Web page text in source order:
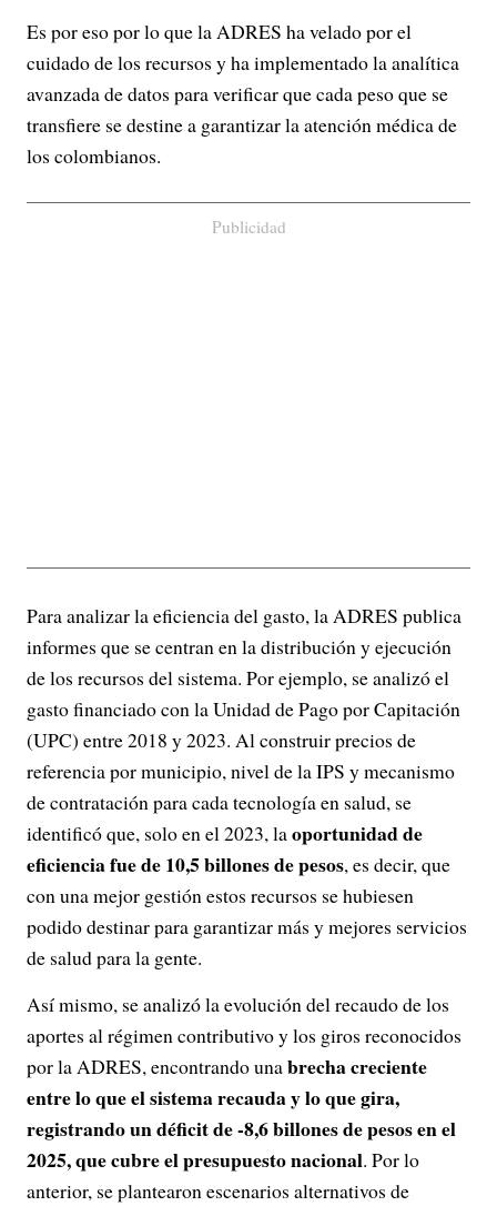
Es por eso por lo que la ADRES ha velado por el
cuidado de los recursos y ha implementado la analítica
avanzada de datos para verificar que cada peso que se
transfiere se destine a garantizar la atención médica de
los colombianos.
Publicidad
Para analizar la eficiencia del gasto, la ADRES publica
informes que se centran en la distribución y ejecución
de los recursos del sistema. Por ejemplo, se analizó el
gasto financiado con la Unidad de Pago por Capitación
(UPC) entre 2018 y 2023. Al construir precios de
referencia por municipio, nivel de la IPS y mecanismo
de contratación para cada tecnología en salud, se
identificó que, solo en el 2023, laoportunidad de
eficiencia fue de 10,5 billones de pesos, es decir, que
con una mejor gestión estos recursos se hubiesen
podido destinar para garantizar más y mejores servicios
de salud para la gente.
Así mismo, se analizó la evolución del recaudo de los
aportes al régimen contributivo y los giros reconocidos
por la ADRES, encontrando unabrecha creciente
entre lo que el sistema recauda y lo que gira,
registrando un déficit de -8,6 billones de pesos en el
2025, que cubre el presupuesto nacional. Por lo
anterior, se plantearon escenarios alternativos de